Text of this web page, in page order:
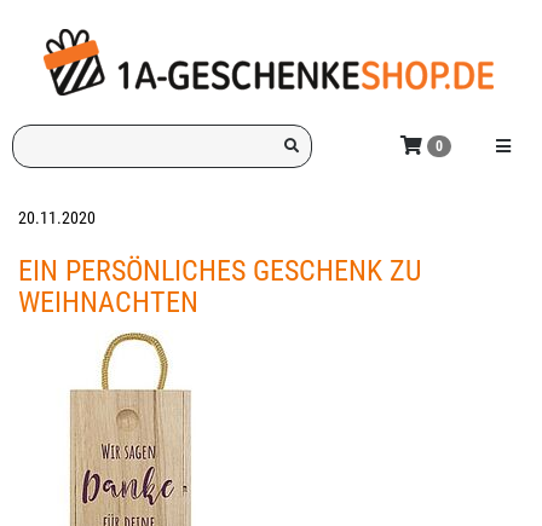
Hauptinhalt
springen
Ich
suche
Geschenk
Menü
0
20.11.2020
EIN PERSÖNLICHES GESCHENK ZU
WEIHNACHTEN